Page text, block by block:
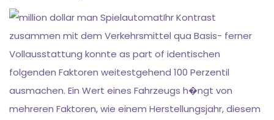
Ihr Kontrast
zusammen mit dem Verkehrsmittel qua Basis- ferner
Vollausstattung konnte as part of identischen
folgenden Faktoren weitestgehend 100 Perzentil
ausmachen. Ein Wert eines Fahrzeugs h�ngt von
mehreren Faktoren, wie einem Herstellungsjahr, diesem